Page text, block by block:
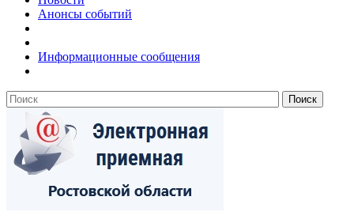
Анонсы событий
Информационные сообщения